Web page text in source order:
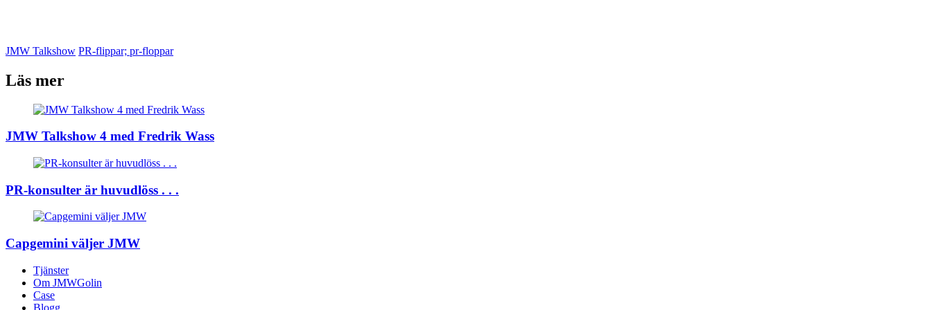
JMW Talkshow PR-flippar; pr-floppar
Läs mer
JMW Talkshow 4 med Fredrik Wass
PR-konsulter är huvudlöss . . .
Capgemini väljer JMW
Tjänster
Om JMWGolin
Case
Blogg